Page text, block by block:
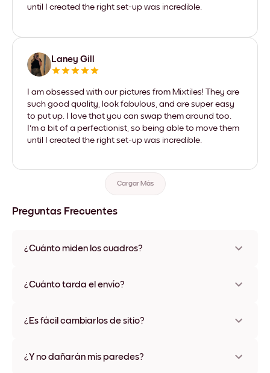
until I created the right set-up was incredible.
Laney Gill
I am obsessed with our pictures from Mixtiles! They are
such good quality, look fabulous, and are super easy
to put up. I love that you can swap them around too.
I'm a bit of a perfectionist, so being able to move them
until I created the right set-up was incredible.
Cargar Más
Preguntas Frecuentes
¿Cuánto miden los cuadros?
varios materiales y colores de marco, incluidas opciones sin
¿Cuánto tarda el envío?
disponibles en algunos países. Te enviaremos un número de
¿Es fácil cambiarlos de sitio?
ningún daño
¿Y no dañarán mis paredes?